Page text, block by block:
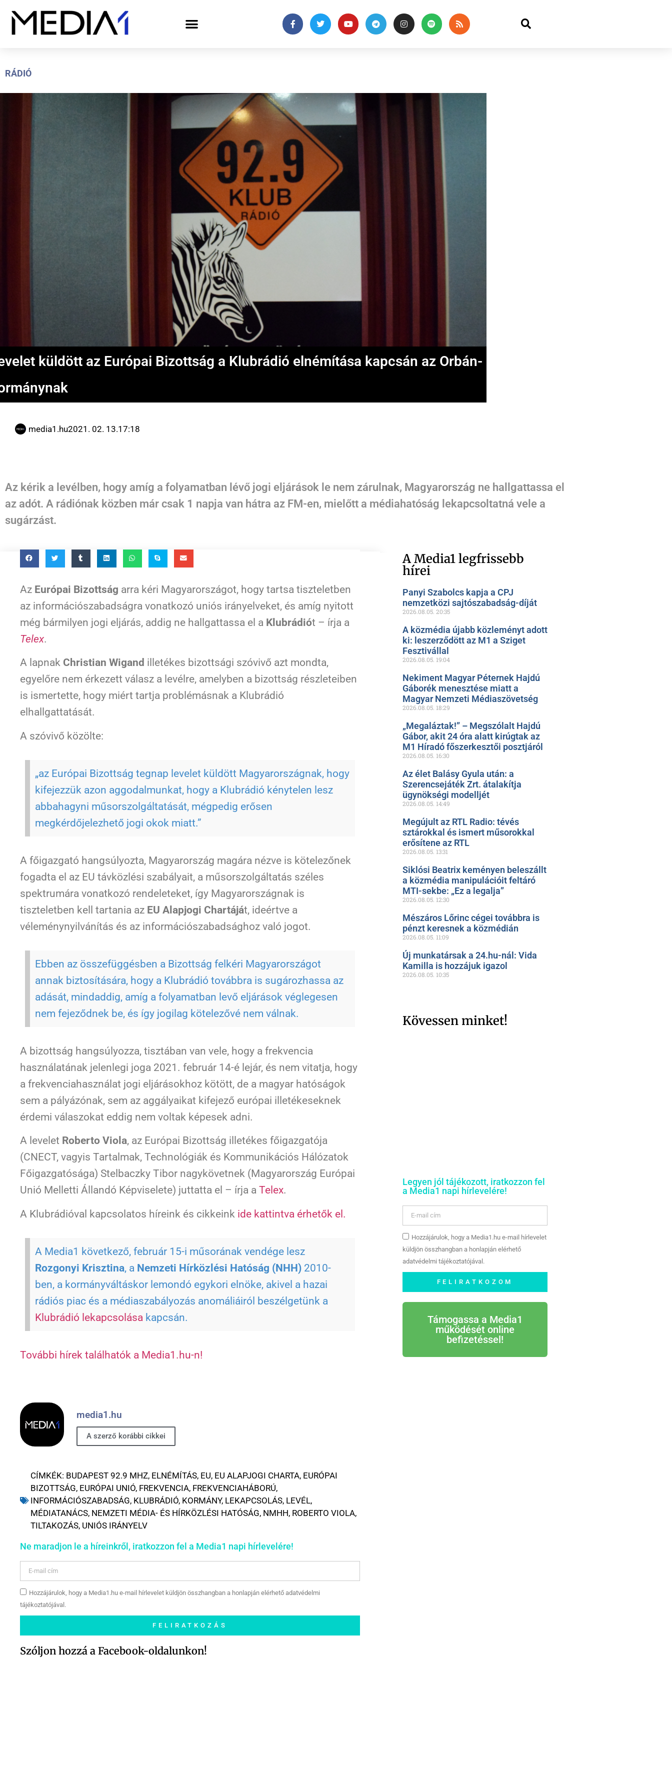
RÁDIÓ
küldött az Európai Bizottság a Klubrádió elnémítása kapcsán az Orbán-
media1.hu2021. 02. 13.17:18
Az kérik a levélben, hogy amíg a folyamatban lévő jogi eljárások le nem zárulnak, Magyarország ne hallgattassa el
az adót. A rádiónak közben már csak 1 napja van hátra az FM-en, mielőtt a médiahatóság lekapcsoltatná vele a
sugárzást.
Az Európai Bizottság arra kéri Magyarországot, hogy tartsa tiszteletben
az információszabadságra vonatkozó uniós irányelveket, és amíg nyitott
még bármilyen jogi eljárás, addig ne hallgattassa el a Klubrádiót – írja a
Telex.
A lapnak Christian Wigand illetékes bizottsági szóvivő azt mondta,
egyelőre nem érkezett válasz a levélre, amelyben a bizottság részleteiben
is ismertette, hogy miért tartja problémásnak a Klubrádió
elhallgattatását.
A szóvivő közölte:
„az Európai Bizottság tegnap levelet küldött Magyarországnak, hogy
kifejezzük azon aggodalmunkat, hogy a Klubrádió kénytelen lesz
abbahagyni műsorszolgáltatását, mégpedig erősen
megkérdőjelezhető jogi okok miatt.”
A főigazgató hangsúlyozta, Magyarország magára nézve is kötelezőnek
fogadta el az EU távközlési szabályait, a műsorszolgáltatás széles
spektrumára vonatkozó rendeleteket, így Magyarországnak is
tiszteletben kell tartania az EU Alapjogi Chartáját, ideértve a
véleménynyilvánítás és az információszabadsághoz való jogot.
Ebben az összefüggésben a Bizottság felkéri Magyarországot
annak biztosítására, hogy a Klubrádió továbbra is sugározhassa az
adását, mindaddig, amíg a folyamatban levő eljárások véglegesen
nem fejeződnek be, és így jogilag kötelezővé nem válnak.
A bizottság hangsúlyozza, tisztában van vele, hogy a frekvencia
használatának jelenlegi joga 2021. február 14-é lejár, és nem vitatja, hogy
a frekvenciahasználat jogi eljárásokhoz kötött, de a magyar hatóságok
sem a pályázónak, sem az aggályaikat kifejező európai illetékeseknek
érdemi válaszokat eddig nem voltak képesek adni.
A levelet Roberto Viola, az Európai Bizottság illetékes főigazgatója
(CNECT, vagyis Tartalmak, Technológiák és Kommunikációs Hálózatok
Főigazgatósága) Stelbaczky Tibor nagykövetnek (Magyarország Európai
Unió Melletti Állandó Képviselete) juttatta el – írja a Telex.
A Klubrádióval kapcsolatos híreink és cikkeink ide kattintva érhetők el.
A Media1 következő, február 15-i műsorának vendége lesz
Rozgonyi Krisztina, a Nemzeti Hírközlési Hatóság (NHH) 2010-
ben, a kormányváltáskor lemondó egykori elnöke, akivel a hazai
rádiós piac és a médiaszabályozás anomáliáiról beszélgetünk a
Klubrádió lekapcsolása kapcsán.
További hírek találhatók a Media1.hu-n!
media1.hu
A szerző korábbi cikkei
CÍMKÉK: BUDAPEST 92.9 MHZ, ELNÉMÍTÁS, EU, EU ALAPJOGI CHARTA, EURÓPAI
BIZOTTSÁG, EURÓPAI UNIÓ, FREKVENCIA, FREKVENCIAHÁBORÚ,
INFORMÁCIÓSZABADSÁG, KLUBRÁDIÓ, KORMÁNY, LEKAPCSOLÁS, LEVÉL,
MÉDIATANÁCS, NEMZETI MÉDIA- ÉS HÍRKÖZLÉSI HATÓSÁG, NMHH, ROBERTO VIOLA,
TILTAKOZÁS, UNIÓS IRÁNYELV
Ne maradjon le a híreinkről, iratkozzon fel a Media1 napi hírlevelére!
Hozzájárulok, hogy a Media1.hu e-mail hírlevelet küldjön összhangban a honlapján elérhető adatvédelmi
tájékoztatójával.
FELIRATKOZÁS
Szóljon hozzá a Facebook-oldalunkon!
A Media1 legfrissebb
hírei
Panyi Szabolcs kapja a CPJ
nemzetközi sajtószabadság-díját
2026.08.05. 20:35
A közmédia újabb közleményt adott
ki: leszerződött az M1 a Sziget
Fesztivállal
2026.08.05. 19:04
Nekiment Magyar Péternek Hajdú
Gáborék menesztése miatt a
Magyar Nemzeti Médiaszövetség
2026.08.05. 18:29
„Megaláztak!” – Megszólalt Hajdú
Gábor, akit 24 óra alatt kirúgtak az
M1 Híradó főszerkesztői posztjáról
2026.08.05. 16:30
Az élet Balásy Gyula után: a
Szerencsejáték Zrt. átalakítja
ügynökségi modelljét
2026.08.05. 14:49
Megújult az RTL Radio: tévés
sztárokkal és ismert műsorokkal
erősítene az RTL
2026.08.05. 13:31
Siklósi Beatrix keményen beleszállt
a közmédia manipulációit feltáró
MTI-sekbe: „Ez a legalja”
2026.08.05. 12:30
Mészáros Lőrinc cégei továbbra is
pénzt keresnek a közmédián
2026.08.05. 11:09
Új munkatársak a 24.hu-nál: Vida
Kamilla is hozzájuk igazol
2026.08.05. 10:35
Kövessen minket!
Legyen jól tájékozott, iratkozzon fel
a Media1 napi hírlevelére!
Hozzájárulok, hogy a Media1.hu e-mail hírlevelet
küldjön összhangban a honlapján elérhető
adatvédelmi tájékoztatójával.
FELIRATKOZOM
Támogassa a Media1
működését online
befizetéssel!